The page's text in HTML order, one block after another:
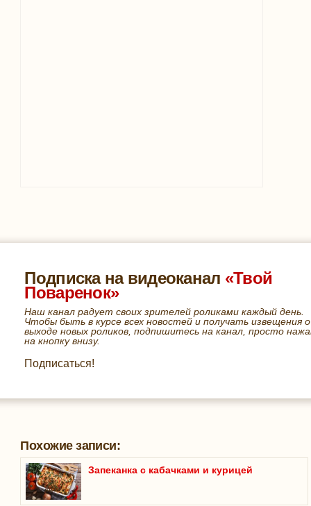
Подписка на видеоканал «Твой
Поваренок»
Наш канал радует своих зрителей роликами каждый день.
Чтобы быть в курсе всех новостей и получать извещения о
выходе новых роликов, подпишитесь на канал, просто
на кнопку внизу.
Подписаться!
Похожие записи:
Запеканка с кабачками и курицей